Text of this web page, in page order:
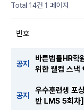
Total 14건 1 페이지
번호
공지
바른법률HR학
위한 웰컴 스
공지
우수훈련생 포
반 LMS 5회차]